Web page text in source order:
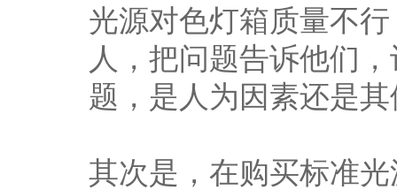
光源对色灯箱质量不
人，把问题告诉他们
题，是人为因素还是
其次是，在购买标准